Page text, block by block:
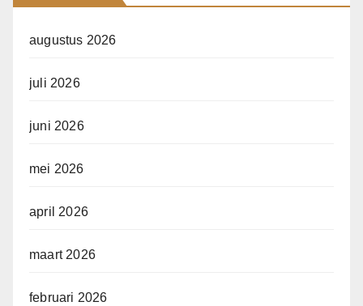
augustus 2026
juli 2026
juni 2026
mei 2026
april 2026
maart 2026
februari 2026